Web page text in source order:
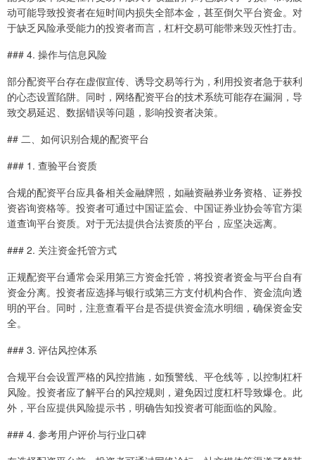
动可能导致投资者在短时间内损失全部本金，甚至倒欠平台资金。对
于缺乏风险承受能力的投资者而言，杠杆交易可能带来毁灭性打击。
### 4. 操作与信息风险
部分配资平台存在虚假宣传、诱导交易等行为，利用投资者急于获利
的心态设置陷阱。同时，网络配资平台的技术系统可能存在漏洞，导
致交易延迟、数据错误等问题，影响投资者决策。
## 二、如何识别合规的配资平台
### 1. 查验平台资质
合规的配资平台应具备相关金融牌照，如融资融券业务资格、证券投
资咨询资格等。投资者可通过中国证监会、中国证券业协会等官方渠
道查询平台资质。对于无法提供合法资质的平台，应坚决远离。
### 2. 关注资金托管方式
正规配资平台通常会采用第三方资金托管，将投资者资金与平台自有
资金分离。投资者应选择与银行或第三方支付机构合作、资金流向透
明的平台。同时，注意查看平台是否提供资金流水明细，确保资金安
全。
### 3. 评估风控体系
合规平台会设置严格的风控措施，如预警线、平仓线等，以控制杠杆
风险。投资者应了解平台的风控规则，避免因过度杠杆导致爆仓。此
外，平台应提供风险提示书，明确告知投资者可能面临的风险。
### 4. 参考用户评价与行业口碑